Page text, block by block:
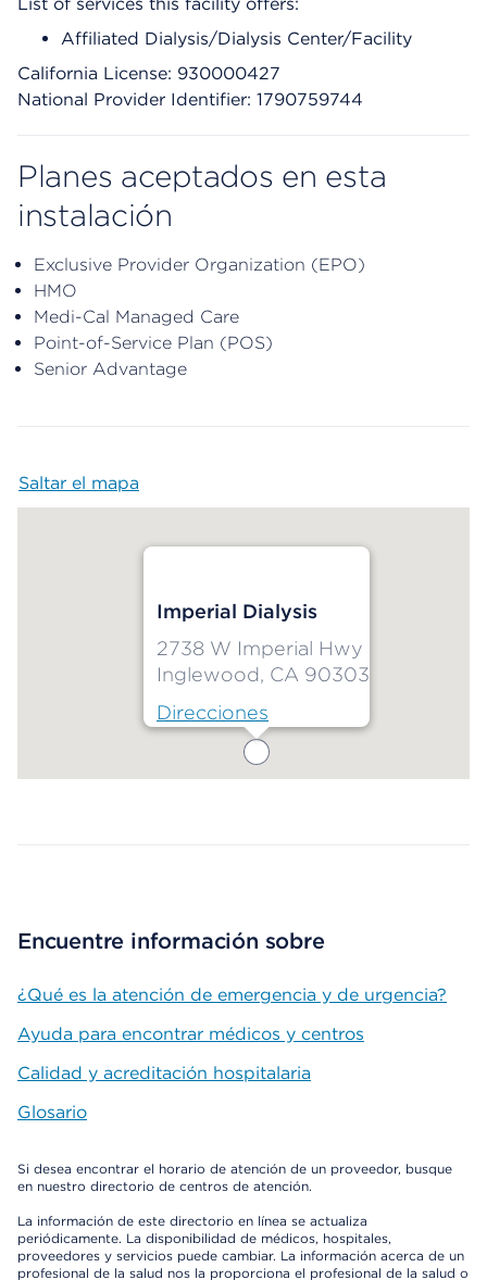
Affiliated Dialysis/Dialysis Center/Facility
California License: 930000427
National Provider Identifier: 1790759744
Planes aceptados en esta
instalación
Exclusive Provider Organization (EPO)
HMO
Medi-Cal Managed Care
Point-of-Service Plan (POS)
Senior Advantage
Saltar el mapa
Imperial Dialysis
2738 W Imperial Hwy
Inglewood, CA 90303
Direcciones
Encuentre información sobre
¿Qué es la atención de emergencia y de urgencia?
Ayuda para encontrar médicos y centros
Calidad y acreditación hospitalaria
Glosario
Si desea encontrar el horario de atención de un proveedor, busque
en nuestro directorio de centros de atención.
La información de este directorio en línea se actualiza
periódicamente. La disponibilidad de médicos, hospitales,
proveedores y servicios puede cambiar. La información acerca de un
profesional de la salud nos la proporciona el profesional de la salud o